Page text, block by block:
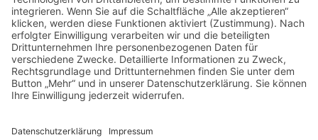
Herausforderung
en, die hohen
Anforderungen
und Aufgaben
unserer Branche